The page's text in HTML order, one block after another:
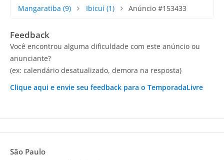
Mangaratiba (9) Ibicuí(1) Anúncio #153433
Feedback
Você encontrou alguma dificuldade com este anúncio ou
anunciante?
(ex: calendário desatualizado, demora na resposta)
Clique aqui e envie seu feedback para o TemporadaLivre
São Paulo